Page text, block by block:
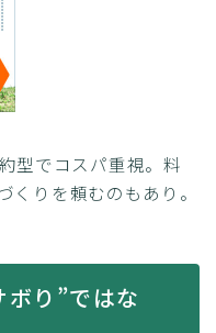
型でコスパ重視。料
くりを頼むのもあり。
ボり”ではな